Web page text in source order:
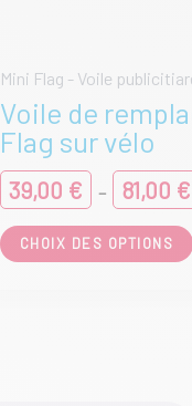
Mini Flag - Voile
Voile de
Flag sur vélo
39,00 € – 81,00 €
CHOIX DES OPTIONS